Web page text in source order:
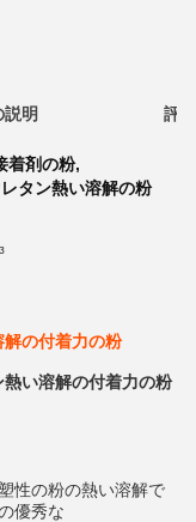
明 評
着剤の粉,
タン熱い溶解の粉
の付着力の粉
い溶解の付着力の粉
性の粉の熱い溶解で
優秀な